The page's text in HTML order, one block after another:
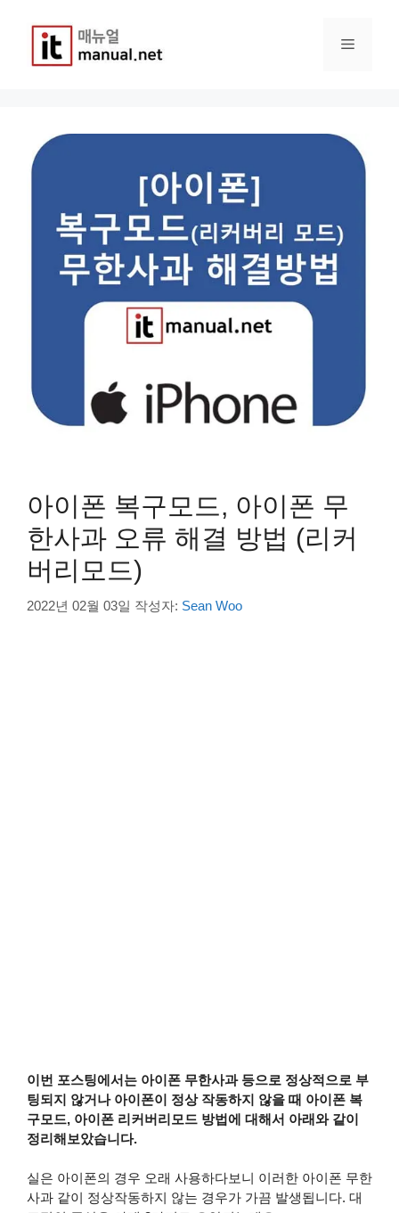
메
아이폰 복구모드, 아이폰 무
한사과 오류 해결 방법 (리커
버리모드)
2022년 02월 03일 작성자: Sean Woo
이번 포스팅에서는 아이폰 무한사과 등으로 정상적으로 부
팅되지 않거나 아이폰이 정상 작동하지 않을 때 아이폰 복
구모드, 아이폰 리커버리모드 방법에 대해서 아래와 같이
정리해보았습니다.
실은 아이폰의 경우 오래 사용하다보니 이러한 아이폰 무한
사과 같이 정상작동하지 않는 경우가 가끔 발생됩니다. 대